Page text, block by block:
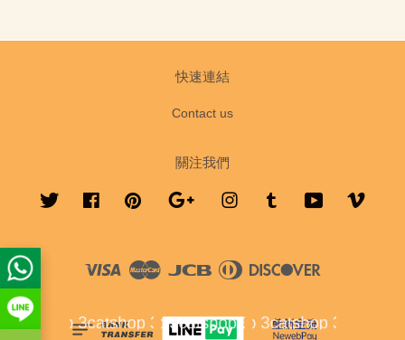
快速連結
Contact us
關注我們
Twitter FacebookPinterest Google InstagramTumblr YouTube
Visa Master JCB
Diners